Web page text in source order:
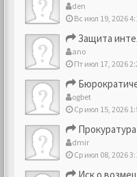
den
Вс июл 19, 2026
Защита
ano
Пт июл 17, 2026
ogbet
Ср июл 15, 2026
Прокуратура в
dmir
Ср июл 08, 2026